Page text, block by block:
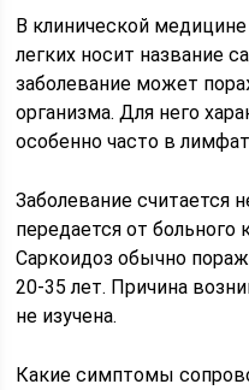
В клинической
легких носит название
заболевание может
организма. Для него
особенно часто в
Заболевание считается
передается от больного
Саркоидоз обычно
20-35 лет. Причина
не изучена.
Какие симптомы